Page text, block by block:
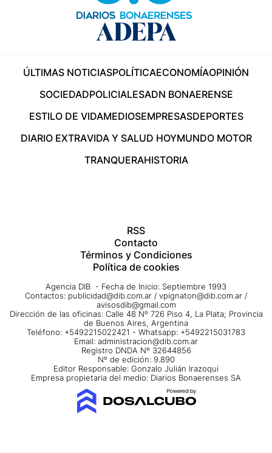
ÚLTIMAS NOTICIASPOLÍTICAECONOMÍAOPINIÓN
SOCIEDADPOLICIALESADN BONAERENSE
ESTILO DE VIDAMEDIOSEMPRESASDEPORTES
DIARIO EXTRAVIDA Y SALUD HOYMUNDO MOTOR
TRANQUERAHISTORIA
RSS
Contacto
Términos y Condiciones
Política de cookies
Agencia DIB - Fecha de Inicio: Septiembre 1993
Contactos: publicidad@dib.com.ar / vpignaton@dib.com.ar /
avisosdib@gmail.com
Dirección de las oficinas: Calle 48 Nº 726 Piso 4, La Plata; Provincia
de Buenos Aires, Argentina
Teléfono: +5492215022421 - Whatsapp: +5492215031783
Email: administracion@dib.com.ar
Registro DNDA Nº 32644856
Nº de edición: 9.890
Editor Responsable: Gonzalo Julián Irazoqui
Empresa propietaria del medio: Diarios Bonaerenses SA